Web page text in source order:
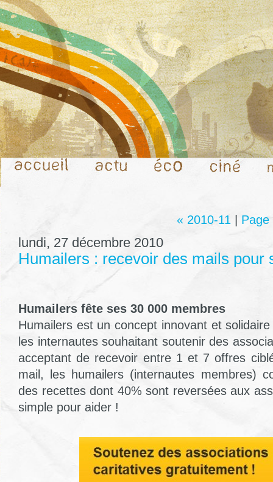
« 2010-11 Page
lundi, 27 décembre 2010
Humailers : recevoir des mails pour
Humailers fête ses 30 000 membres
Humailers est un concept innovant et
les internautes souhaitant soutenir des
acceptant de recevoir entre 1 et 7 offres
mail, les humailers (internautes membres)
des recettes dont 40% sont reversées aux
simple pour aider !